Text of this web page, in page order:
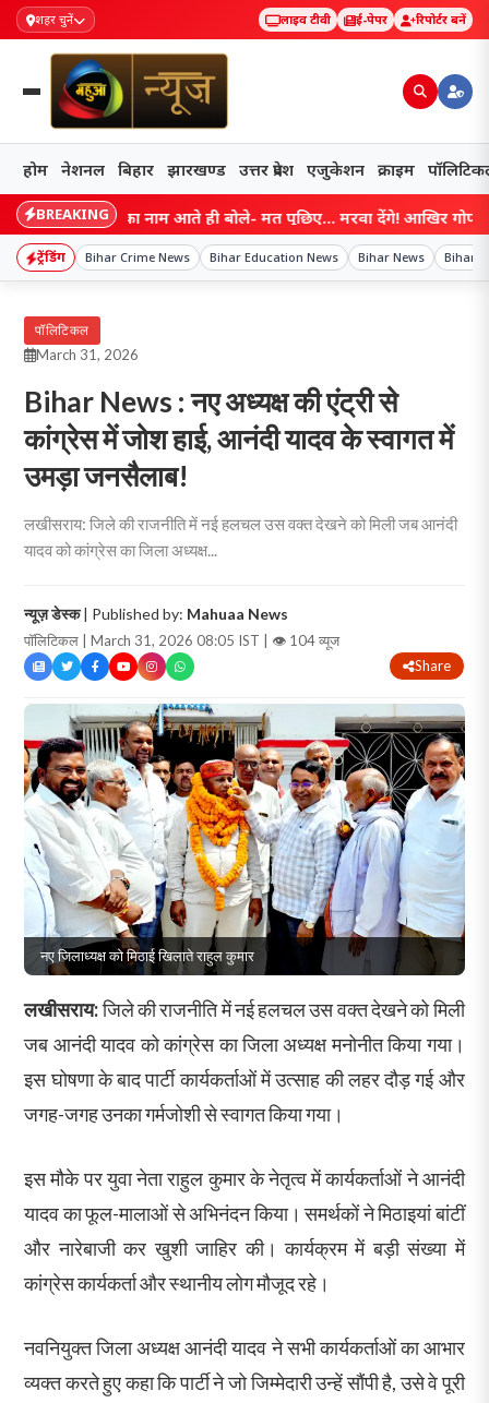
शहर चुनें लाइव टीवी ई-पेपर रिपोर्टर बनें
होम नेशनल बिहार झारखण्ड उत्तर प्रदेश एजुकेशन क्राइम
BREAKING
चौधरी का नाम आते ही बोले- मत पूछिए… मरवा देंगे! आखिर गोपाल मंडल
ट्रेंडिंग Bihar Crime News Bihar Education News Bihar News Bihar
पॉलिटिकल
March 31, 2026
Bihar News : नए अध्यक्ष की एंट्री से
कांग्रेस में जोश हाई, आनंदी यादव के स्वागत में
उमड़ा जनसैलाब!
लखीसराय: जिले की राजनीति में नई हलचल उस वक्त देखने को मिली जब आनंदी
यादव को कांग्रेस का जिला अध्यक्ष...
न्यूज़ डेस्क| Published by: Mahuaa News
पॉलिटिकल | March 31, 2026 08:05 IST | 👁 104 व्यूज
Share
नए जिलाध्यक्ष को मिठाई खिलाते राहुल कुमार
लखीसराय:जिले की राजनीति में नई हलचल उस वक्त देखने को मिली
जब आनंदी यादव को कांग्रेस का जिला अध्यक्ष मनोनीत किया गया।
इस घोषणा के बाद पार्टी कार्यकर्ताओं में उत्साह की लहर दौड़ गई और
जगह-जगह उनका गर्मजोशी से स्वागत किया गया।
इस मौके पर युवा नेता राहुल कुमार के नेतृत्व में कार्यकर्ताओं ने आनंदी
यादव का फूल-मालाओं से अभिनंदन किया। समर्थकों ने मिठाइयां बांटीं
और नारेबाजी कर खुशी जाहिर की। कार्यक्रम में बड़ी संख्या में
कांग्रेस कार्यकर्ता और स्थानीय लोग मौजूद रहे।
नवनियुक्त जिला अध्यक्ष आनंदी यादव ने सभी कार्यकर्ताओं का आभार
व्यक्त करते हुए कहा कि पार्टी ने जो जिम्मेदारी उन्हें सौंपी है, उसे वे पूरी